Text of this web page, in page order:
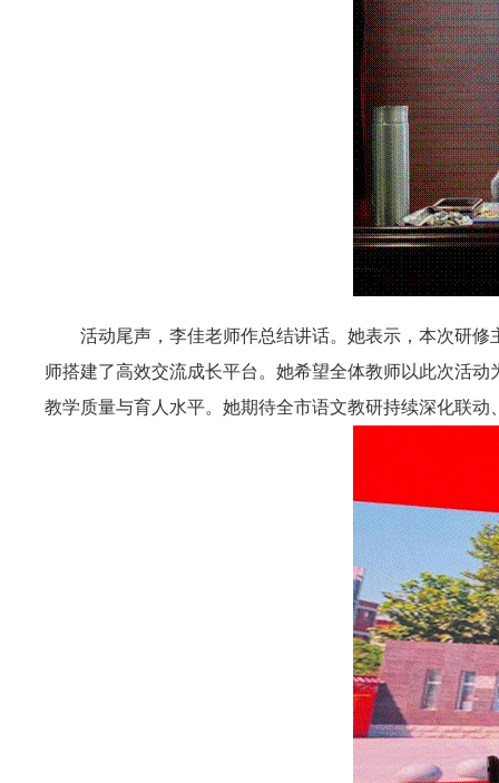
活动尾声，李佳老师作总结讲话。她表示，本次研
师搭建了高效交流成长平台。她希望全体教师以此次活
教学质量与育人水平。她期待全市语文教研持续深化联